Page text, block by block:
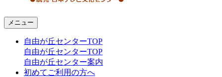
メニュー
自由が丘センターTOP
自由が丘センターTOP
自由が丘センター案内
初めてご利用の方へ